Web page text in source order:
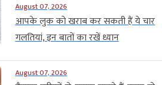
August 07, 2026
आपके लुक को खराब कर सकती हैं ये चार
गलतियां, इन बातों का रखें ध्यान
August 07, 2026